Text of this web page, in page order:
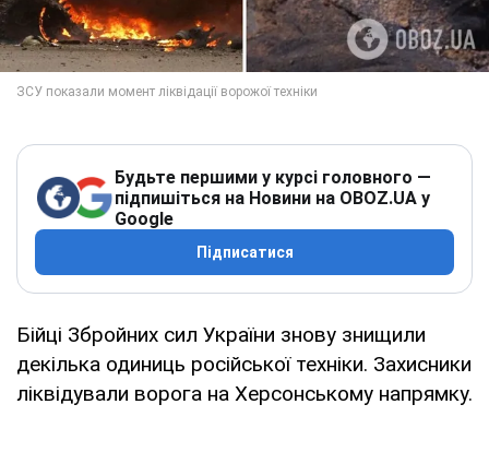
Будьте першими у курсі головного —
підпишіться на Новини на OBOZ.UA у
Google
Підписатися
Бійці Збройних сил України знову знищили
декілька одиниць російської техніки. Захисники
ліквідували ворога на Херсонському напрямку.